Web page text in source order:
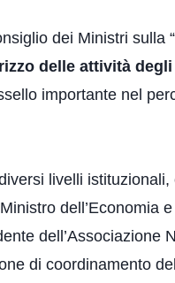
dei Ministri sulla “
delle attività
importante nel
livelli
dell’Economia
dell’Associazione
di coordinamento